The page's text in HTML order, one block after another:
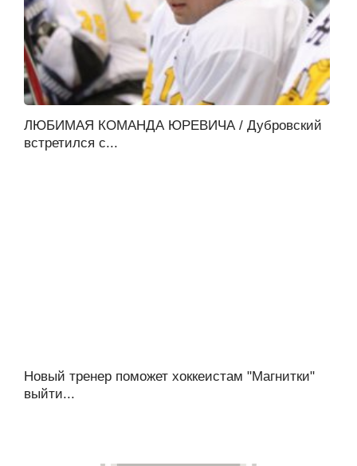
ЛЮБИМАЯ КОМАНДА ЮРЕВИЧА / Дубровский
встретился с...
Новый тренер поможет хоккеистам "Магнитки"
выйти...